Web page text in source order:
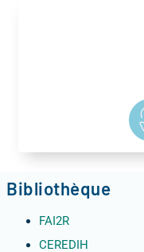
Bibliothèque
FAI2R
CEREDIH